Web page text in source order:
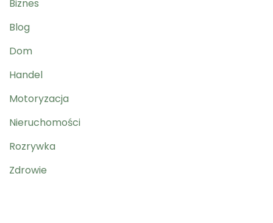
Biznes
Blog
Dom
Handel
Motoryzacja
Nieruchomości
Rozrywka
Zdrowie